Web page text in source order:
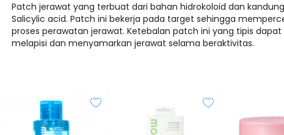
Patch jerawat yang terbuat dari bahan hidrokoloid dan
Salicylic acid. Patch ini bekerja pada target sehingga
proses perawatan jerawat. Ketebalan patch ini yang tipis dapat
melapisi dan menyamarkan jerawat selama beraktivitas.